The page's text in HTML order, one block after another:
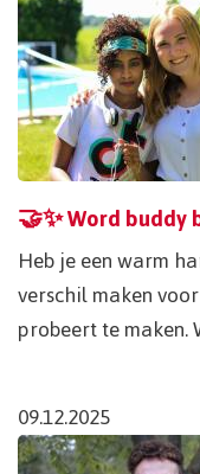
Heb je een warm
verschil maken
probeert te maken.
09.12.2025